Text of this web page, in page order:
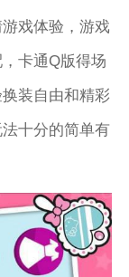
戏体验，游戏
卡通Q版得场
装自由和精彩
十分的简单有